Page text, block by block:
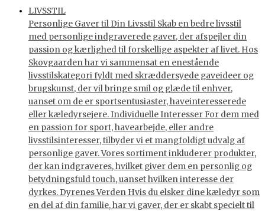
LIVSSTIL
Personlige Gaver til Din Livsstil Skab en bedre livsstil
med personlige indgraverede gaver, der afspejler din
passion og kærlighed til forskellige aspekter af livet. Hos
Skovgaarden har vi sammensat en enestående
livsstilskategori fyldt med skræddersyede gaveideer og
brugskunst, der vil bringe smil og glæde til enhver,
uanset om de er sportsentusiaster, haveinteresserede
eller kæledyrsejere. Individuelle Interesser For dem med
en passion for sport, havearbejde, eller andre
livsstilsinteresser, tilbyder vi et mangfoldigt udvalg af
personlige gaver. Vores sortiment inkluderer produkter,
der kan indgraveres, hvilket giver dem en personlig og
betydningsfuld touch, uanset hvilken interesse der
dyrkes. Dyrenes Verden Hvis du elsker dine kæledyr som
en del af din familie, har vi gaver, der er skabt specielt til